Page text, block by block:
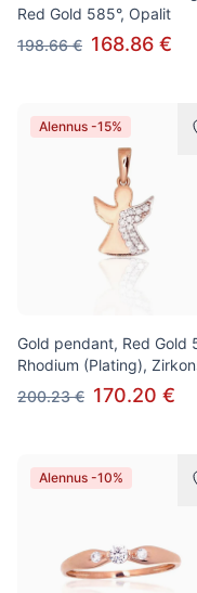
Red Gold 585°, Opalit
198.66 € 168.86 €
Alennus -15%
Gold pendant, Red Gold
Rhodium (Plating),
200.23 € 170.20 €
Alennus -10%